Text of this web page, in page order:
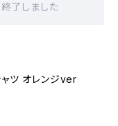
了しました
ャツ オレンジver